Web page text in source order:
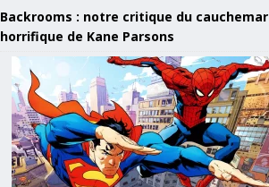
Backrooms : notre critique du cauchemar
horrifique de Kane Parsons